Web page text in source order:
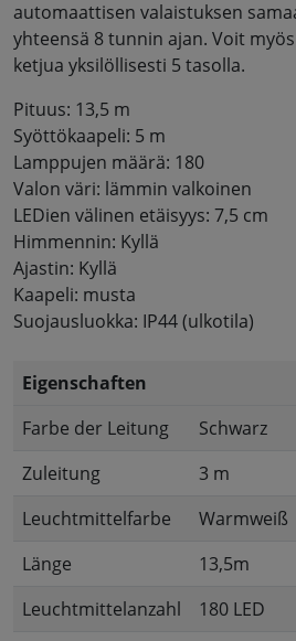
automaattisen valaistuksen
yhteensä 8 tunnin ajan. Voit
ketjua yksilöllisesti 5 tasolla.
Pituus: 13,5 m
Syöttökaapeli: 5 m
Lamppujen määrä: 180
Valon väri: lämmin valkoinen
LEDien välinen etäisyys: 7,5 cm
Himmennin: Kyllä
Ajastin: Kyllä
Kaapeli: musta
Suojausluokka: IP44 (ulkotila)
Eigenschaften
Farbe der Leitung
Schwarz
Zuleitung
3 m
Leuchtmittelfarbe
Warmweiß
Länge
13,5m
Leuchtmittelanzahl
180 LED